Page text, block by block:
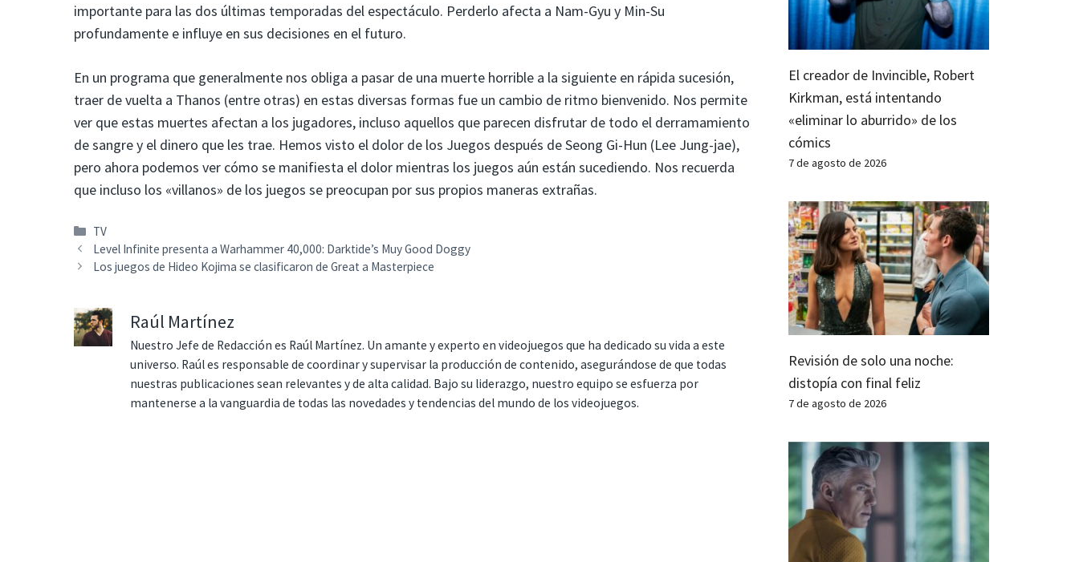
importante para las dos últimas temporadas del espectáculo. Perderlo afecta a Nam-Gyu y Min-Su
profundamente e influye en sus decisiones en el futuro.
En un programa que generalmente nos obliga a pasar de una muerte horrible a la siguiente en rápida sucesión,
traer de vuelta a Thanos (entre otras) en estas diversas formas fue un cambio de ritmo bienvenido. Nos permite
ver que estas muertes afectan a los jugadores, incluso aquellos que parecen disfrutar de todo el derramamiento
de sangre y el dinero que les trae. Hemos visto el dolor de los Juegos después de Seong Gi-Hun (Lee Jung-jae),
pero ahora podemos ver cómo se manifiesta el dolor mientras los juegos aún están sucediendo. Nos recuerda
que incluso los «villanos» de los juegos se preocupan por sus propios maneras extrañas.
Categorías
TV
Level Infinite presenta a Warhammer 40,000: Darktide’s Muy Good Doggy
Los juegos de Hideo Kojima se clasificaron de Great a Masterpiece
Raúl Martínez
Nuestro Jefe de Redacción es Raúl Martínez. Un amante y experto en videojuegos que ha dedicado su vida a este
universo. Raúl es responsable de coordinar y supervisar la producción de contenido, asegurándose de que todas
nuestras publicaciones sean relevantes y de alta calidad. Bajo su liderazgo, nuestro equipo se esfuerza por
mantenerse a la vanguardia de todas las novedades y tendencias del mundo de los videojuegos.
El creador de Invincible, Robert
Kirkman, está intentando
«eliminar lo aburrido» de los
cómics
7 de agosto de 2026
Revisión de solo una noche:
distopía con final feliz
7 de agosto de 2026